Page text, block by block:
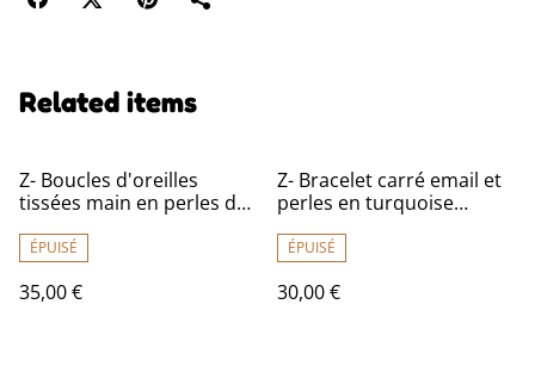
Related items
Z- Boucles d'oreilles
tissées main en perles de
fermoirs en acier
inoxydable doré -sans
nickel, pièce unique
ÉPUISÉ
35,00 €
Z- Bracelet carré email et
perles en turquoise
naturelles), monté sur fil
de jade, très résistant,
pièce unique
ÉPUISÉ
30,00 €